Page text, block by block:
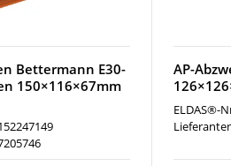
Bettermann E30-
150×116×67mm
AP-
ELDAS®-